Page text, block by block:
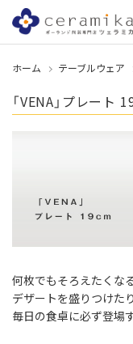
ホーム テーブルウェア
「VENA」プレート
何枚でもそろえたくな
デザートを盛りつけた
毎日の食卓に必ず登場